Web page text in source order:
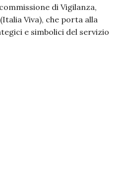
di Vigilanza,
(Italia Viva), che porta alla
e simbolici del servizio